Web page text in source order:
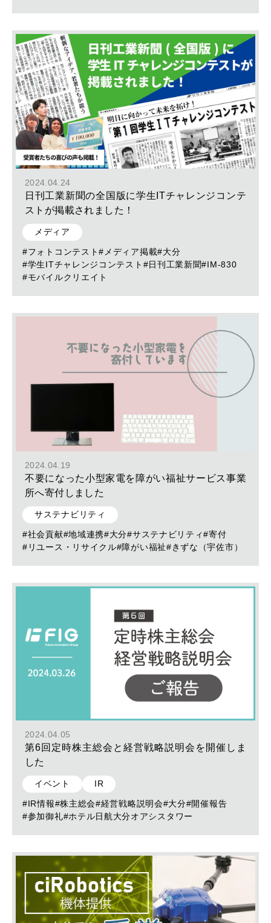
2024.04.24
日刊工業新聞の全国版に学生ITチャレンジコンテ
ストが掲載されました！
メディア
#フォトコンテスト#メディア掲載#大分
#学生ITチャレンジコンテスト #日刊工業新聞#IM-830
#モバイルクリエイト
2024.04.19
不要になった小型家電を障がい福祉サービス事業
所へ寄付しました
サステナビリティ
#社会貢献#地域連携#大分#サステナビリティ#寄付
#リユース・リサイクル#障がい福祉#きずな（宇佐市）
2024.04.05
第6回定時株主総会と経営戦略説明会を開催しま
した
イベント IR
#IR情報#株主総会#経営戦略説明会#大分#開催報告
#参加御礼#ホテル日航大分オアシスタワー